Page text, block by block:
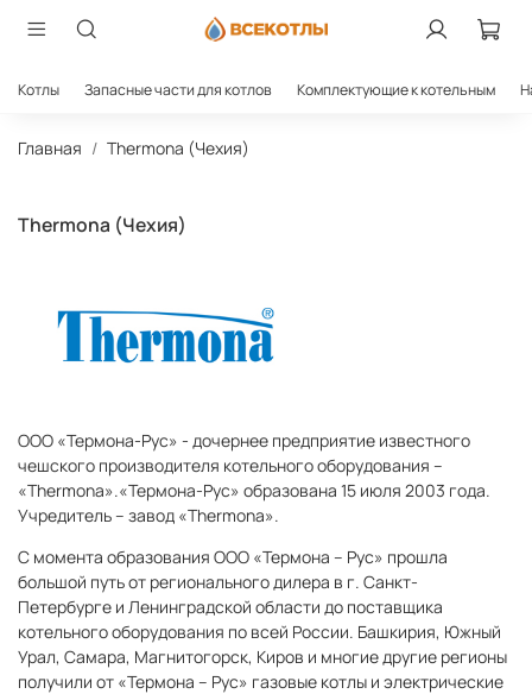
Котлы Запасные части для котлов Комплектующие к котельным
Главная Thermona (Чехия)
Thermona (Чехия)
ООО «Термона-Рус» - дочернее предприятие известного
чешского производителя котельного оборудования –
«Thermona».«Термона-Рус» образована 15 июля 2003 года.
Учредитель – завод «Thermona».
С момента образования ООО «Термона – Рус» прошла
большой путь от регионального дилера в г. Санкт-
Петербурге и Ленинградской области до поставщика
котельного оборудования по всей России. Башкирия, Южный
Урал, Самара, Магнитогорск, Киров и многие другие регионы
получили от «Термона – Рус» газовые котлы и электрические